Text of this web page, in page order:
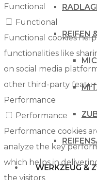
REIFEN
WERKZEUG &
Functional
Functional
Functional cookies
functionalities like
on social media
other third-party
Performance
Performance
Performance cookies
analyze the key
which helps in
the visitors.